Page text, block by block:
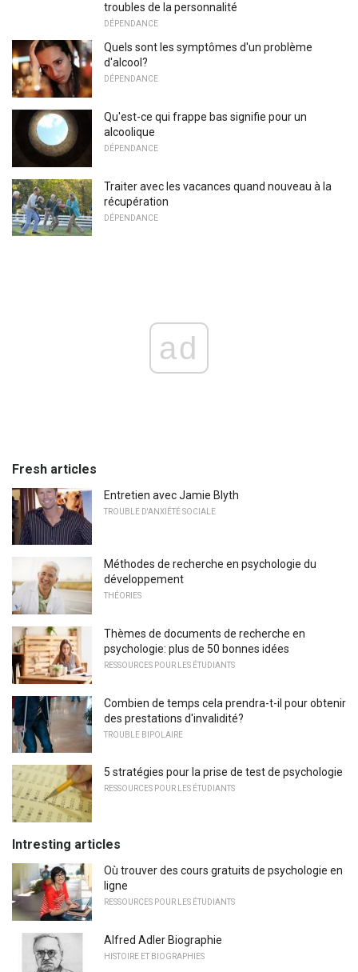
troubles de la personnalité
DÉPENDANCE
Quels sont les symptômes d'un problème
d'alcool?
DÉPENDANCE
Qu'est-ce qui frappe bas signifie pour un
alcoolique
DÉPENDANCE
Traiter avec les vacances quand nouveau à la
récupération
DÉPENDANCE
ad
Fresh articles
Entretien avec Jamie Blyth
TROUBLE D'ANXIÉTÉ SOCIALE
Méthodes de recherche en psychologie du
développement
THÉORIES
Thèmes de documents de recherche en
psychologie: plus de 50 bonnes idées
RESSOURCES POUR LES ÉTUDIANTS
Combien de temps cela prendra-t-il pour obtenir
des prestations d'invalidité?
TROUBLE BIPOLAIRE
5 stratégies pour la prise de test de psychologie
RESSOURCES POUR LES ÉTUDIANTS
Intresting articles
Où trouver des cours gratuits de psychologie en
ligne
RESSOURCES POUR LES ÉTUDIANTS
Alfred Adler Biographie
HISTOIRE ET BIOGRAPHIES